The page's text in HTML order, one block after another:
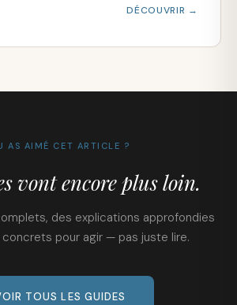
DÉCOUVRIR →
AS AIMÉ CET ARTICLE ?
vont encore plus loin.
des explications approfondies
pour agir — pas juste lire.
TOUS LES GUIDES